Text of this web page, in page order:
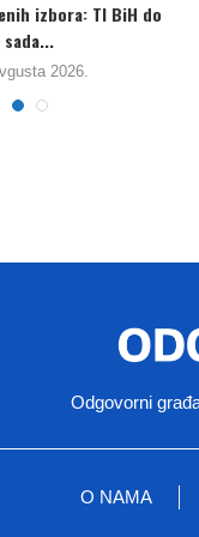
aktivisti se “oprostili” od
Đokića. Očekuju da...
3. Avgusta 2026.
Odgovorni
O NAMA